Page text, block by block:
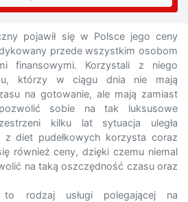
pojawił się w Polsce jego ceny
przede wszystkim osobom
finansowymi. Korzystali z niego
którzy w ciągu dnia nie mają
na gotowanie, ale mają zamiast
sobie na tak luksusowe
kilku lat sytuacja uległa
z diet pudełkowych korzysta coraz
również ceny, dzięki czemu niemal
na taką oszczędność czasu oraz
to rodzaj usługi polegającej na